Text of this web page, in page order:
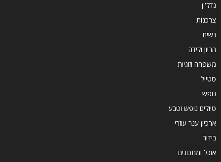
נדל''ן
צרכנות
נשים
הריון ולידה
משפחה וזוגיות
סטייל
נופש
טיולים נופש וטבע
ארכיון ענר עוזרי
בידור
אוכל ומתכונים